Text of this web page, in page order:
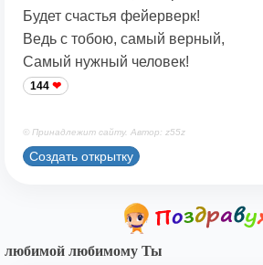
Будет счастья фейерверк!
Ведь с тобою, самый верный,
Самый нужный человек!
144
© Принадлежит сайту. Автор: z55z
Создать открытку
любимой любимому Ты